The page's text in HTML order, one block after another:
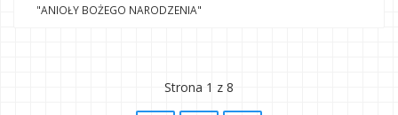
"ANIOŁY BOŻEGO NARODZENIA"
Strona 1 z 8